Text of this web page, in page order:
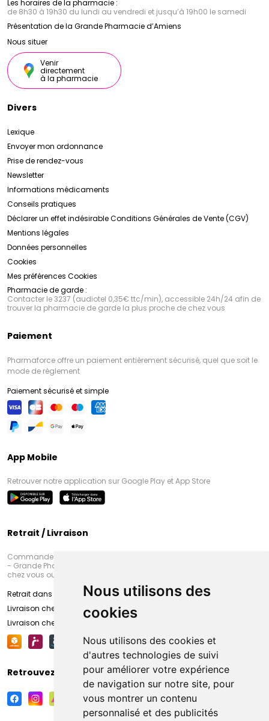
Nous utilisons des
cookies
Nous utilisons des cookies et
d'autres technologies de suivi
pour améliorer votre expérience
de navigation sur notre site, pour
vous montrer un contenu
personnalisé et des publicités
Les horaires de la pharmacie :
de 8h30 à 19h30 du lundi au vendredi et jusqu’à 19h00 le samedi
Présentation de la Grande Pharmacie d’Amiens
Nous situer
Venir
directement
à la pharmacie
Divers
Lexique
Envoyer mon ordonnance
Prise de rendez-vous
Newsletter
Informations médicaments
Conseils pratiques
Déclarer un effet indésirableConditions Générales de Vente (CGV)
Mentions légales
Données personnelles
Cookies
Mes préférences Cookies
Pharmacie de garde :
Contacter le 3237 (audiotel 0,35€ ttc/min), accessible 24h/24 afin de
trouver la pharmacie de garde la plus proche de chez vous
Paiement
Pharmaforce offre un paiement entièrement sécurisé, quel que soit le
mode de règlement
Paiement sécurisé et simple
App Mobile
Retrouver notre application sur Google Play et App Store
Retrait / Livraison
Commandez en ligne et venez chercher votre commande à Amiens
- Grande Pharmacie d’Amiens (Fachon) ou recevez-là rapidement
chez vous ou en point retrait
Retrait dans la pharmacie d’Amiens
Livraison chez vous
Livraison chez votre commerçant
Retrouvez-nous sur vos réseaux sociaux